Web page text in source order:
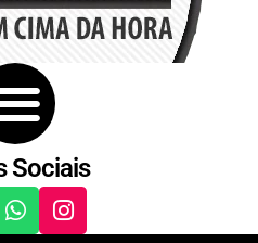
Sociais